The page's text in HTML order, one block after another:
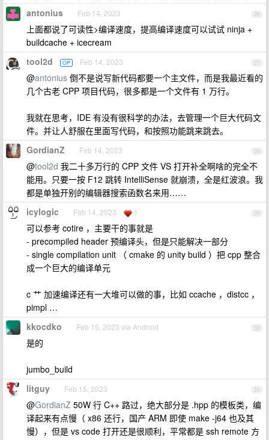
26
antonius Feb 14, 2023
上面都说了可读性>编译速度，提高编译速度可以试试 ninja +
buildcache + icecream
27
tool2d OP Feb 14, 2023
@antonius 倒不是说写新代码都要一个主文件，而是我最近看的
几个古老 CPP 项目代码，很多都是一个文件有 1 万行。
我就在思考，IDE 有没有很科学的办法，去管理一个巨大代码文
件。并让人舒服在里面写代码，和按照功能跳来跳去。
28
GordianZ Feb 14, 2023
@tool2d 我二十多万行的 CPP 文件 VS 打开补全啊啥的完全不
能用。只要一按 F12 跳转 IntelliSense 就崩溃，全是红波浪。我
都是单独开别的编辑器搜索函数名来用……
29
icylogic Feb 14, 2023 1
可以参考 cotire ，主要干的事就是
- precompiled header 预编译头，但是只能解决一部分
- single compilation unit （ cmake 的 unity build ）把 cpp 整合
成一个巨大的编译单元
c 艹 加速编译还有一大堆可以做的事，比如 ccache ，distcc ，
pimpl …
30
kkocdko Feb 15, 2023 via Android
是的
jumbo_build
31
litguy Feb 15, 2023
@GordianZ 50W 行 C++ 路过，绝大部分是 .hpp 的模板类，编
译起来有点慢（ x86 还行，国产 ARM 即使 make -j64 也及其
慢），但是 vs code 打开还是很顺利，平常都是 ssh remote 方